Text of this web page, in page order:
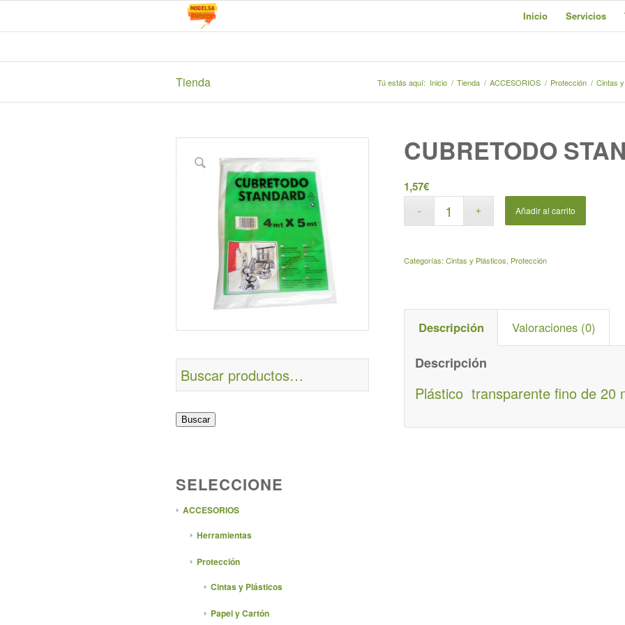
Inicio Servicios
Tienda Tú estás aquí: Inicio / Tienda / ACCESORIOS / Protección / Cintas
Buscar
SELECCIONE
ACCESORIOS
Herramientas
Protección
Cintas y Plásticos
Papel y Cartón
CUBRETODO
1,57€
Añadir al carrito
Categorías:Cintas y Plásticos, Protección
Descripción Valoraciones (0)
Descripción
Plástico transparente fino de 20